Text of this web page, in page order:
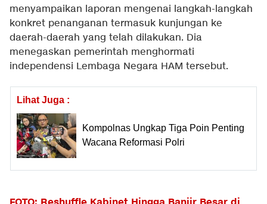
menyampaikan laporan mengenai langkah-langkah
konkret penanganan termasuk kunjungan ke
daerah-daerah yang telah dilakukan. Dia
menegaskan pemerintah menghormati
independensi Lembaga Negara HAM tersebut.
Lihat Juga :
Kompolnas Ungkap Tiga Poin Penting
Wacana Reformasi Polri